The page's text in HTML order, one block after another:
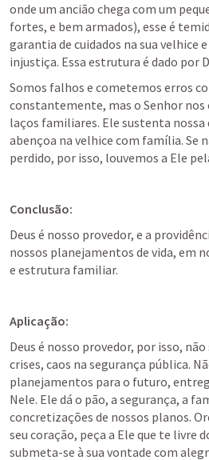
onde um ancião chega com um
fortes, e bem armados), esse é
garantia de cuidados na sua velhice
injustiça. Essa estrutura é dado por
Somos falhos e cometemos erros
constantemente, mas o Senhor
laços familiares. Ele sustenta nossa
abençoa na velhice com família. Se
perdido, por isso, louvemos a Ele
Conclusão:
Deus é nosso provedor, e a
nossos planejamentos de vida, em
e estrutura familiar.
Aplicação:
Deus é nosso provedor, por isso,
crises, caos na segurança pública.
planejamentos para o futuro,
Nele. Ele dá o pão, a segurança, a
concretizações de nossos planos.
seu coração, peça a Ele que te livre
submeta-se à sua vontade com